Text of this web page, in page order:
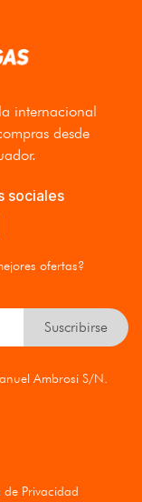
internacional
desde
sociales
ofertas?
Suscribirse
Ambrosi S/N.
de Privacidad